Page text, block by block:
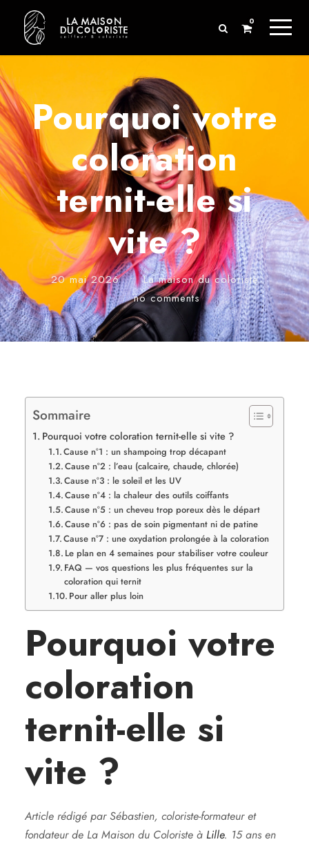
0
Pourquoi votre
coloration
ternit-elle si
vite ?
20 mai 2026 •
La maison du coloriste
•
no comments
Sommaire
Pourquoi votre coloration ternit-elle si vite ?
Cause n°1 : un shampoing trop décapant
Cause n°2 : l’eau (calcaire, chaude, chlorée)
Cause n°3 : le soleil et les UV
Cause n°4 : la chaleur des outils coiffants
Cause n°5 : un cheveu trop poreux dès le départ
Cause n°6 : pas de soin pigmentant ni de patine
Cause n°7 : une oxydation prolongée à la coloration
Le plan en 4 semaines pour stabiliser votre couleur
FAQ — vos questions les plus fréquentes sur la
coloration qui ternit
Pour aller plus loin
Pourquoi votre
coloration
ternit-elle si
vite ?
Article rédigé par Sébastien, coloriste-formateur et
fondateur de La Maison du Coloriste à Lille. 15 ans en